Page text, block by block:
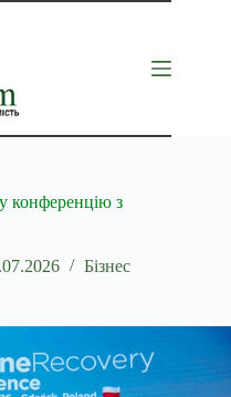
конференцію з
Бізнес